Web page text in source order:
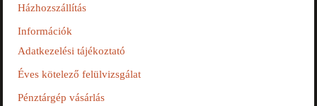
Házhozszállítás
Információk
Adatkezelési tájékoztató
Éves kötelező felülvizsgálat
Pénztárgép vásárlás